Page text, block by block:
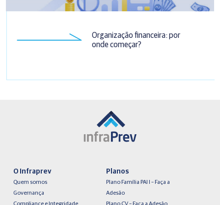
Organização financeira: por
onde começar?
O Infraprev
Quem somos
Governança
Planos
Plano Família PAI I – Faça a
Adesão